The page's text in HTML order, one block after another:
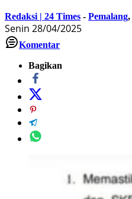
Redaksi | 24 Times - Pemalang,
Senin 28/04/2025
Komentar
Bagikan